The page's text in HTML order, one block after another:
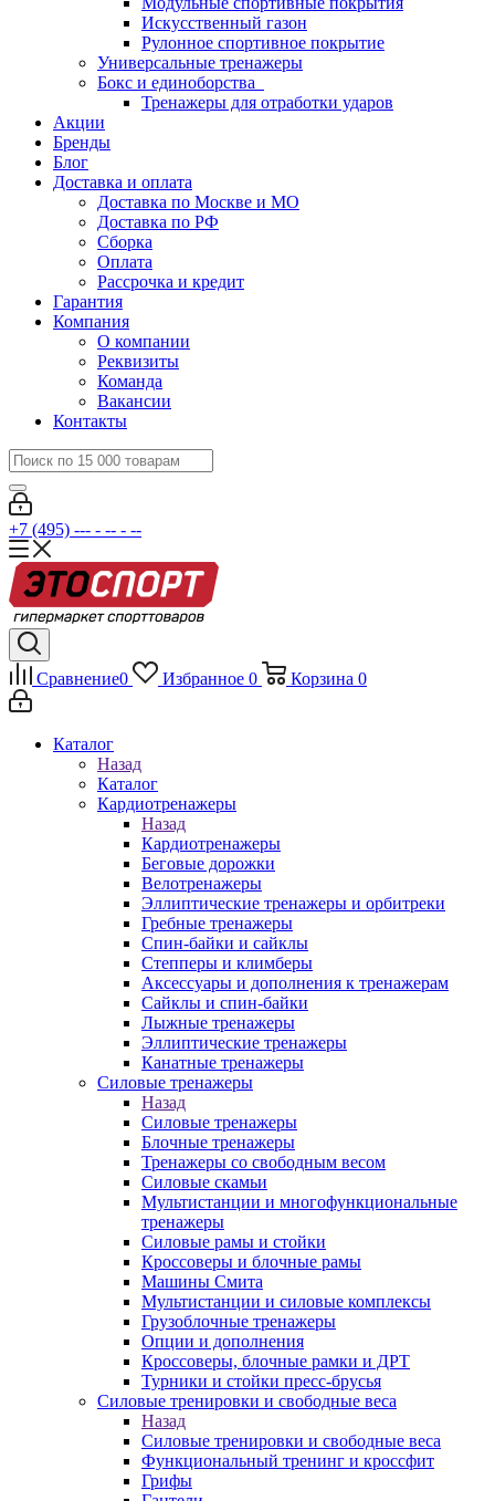
Искусственный газон
Рулонное спортивное покрытие
Универсальные тренажеры
Бокс и единоборства
Тренажеры для отработки ударов
Акции
Бренды
Блог
Доставка и оплата
Доставка по Москве и МО
Доставка по РФ
Сборка
Оплата
Рассрочка и кредит
Гарантия
Компания
О компании
Реквизиты
Команда
Вакансии
Контакты
+7 (495) --- - -- - --
Сравнение0 Избранное 0 Корзина 0
Каталог
Назад
Каталог
Кардиотренажеры
Назад
Кардиотренажеры
Беговые дорожки
Велотренажеры
Эллиптические тренажеры и орбитреки
Гребные тренажеры
Спин-байки и сайклы
Степперы и климберы
Аксессуары и дополнения к тренажерам
Сайклы и спин-байки
Лыжные тренажеры
Эллиптические тренажеры
Канатные тренажеры
Силовые тренажеры
Назад
Силовые тренажеры
Блочные тренажеры
Тренажеры со свободным весом
Силовые скамьи
Мультистанции и многофункциональные
тренажеры
Силовые рамы и стойки
Кроссоверы и блочные рамы
Машины Смита
Мультистанции и силовые комплексы
Грузоблочные тренажеры
Опции и дополнения
Кроссоверы, блочные рамки и ДРТ
Турники и стойки пресс-брусья
Силовые тренировки и свободные веса
Назад
Силовые тренировки и свободные веса
Функциональный тренинг и кроссфит
Грифы